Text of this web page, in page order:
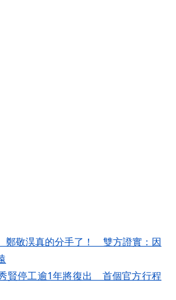
鄭敬淏真的分手了！ 雙方證實：因
賢停工逾1年將復出 首個官方行程